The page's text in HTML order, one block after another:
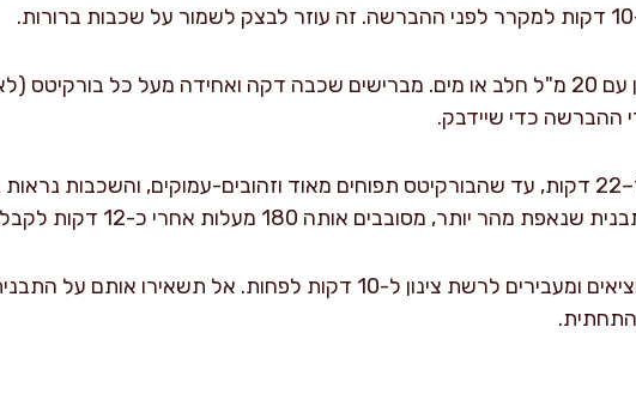
טורפים חלמון עם 20 מ"ל חלב או מים. מברישים שכבה דקה ואחידה מעל כל
ההברשה כדי שיידבק.
אופים 18–22 דקות, עד שהבורקיטס תפוחים מאוד וזהובים-עמוקים, והשכבות
מסובבים אותה 180 מעלות אחרי כ-12 דקות לקבלת צבע אחיד.
מוציאים ומעבירים לרשת צינון ל-10 דקות לפחות. אל תשאירו אותם